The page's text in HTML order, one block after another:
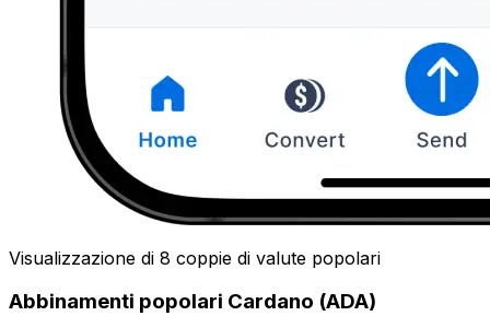
Visualizzazione di 8 coppie di valute popolari
Abbinamenti popolari Cardano (ADA)